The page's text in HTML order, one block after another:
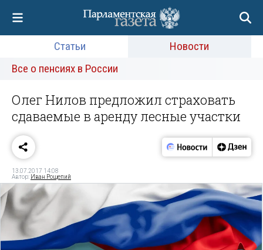
Статьи
Новости
Все о пенсиях в России
Олег Нилов предложил страховать
сдаваемые в аренду лесные участки
13.07.2017 14:08
Автор: Иван Рощепий